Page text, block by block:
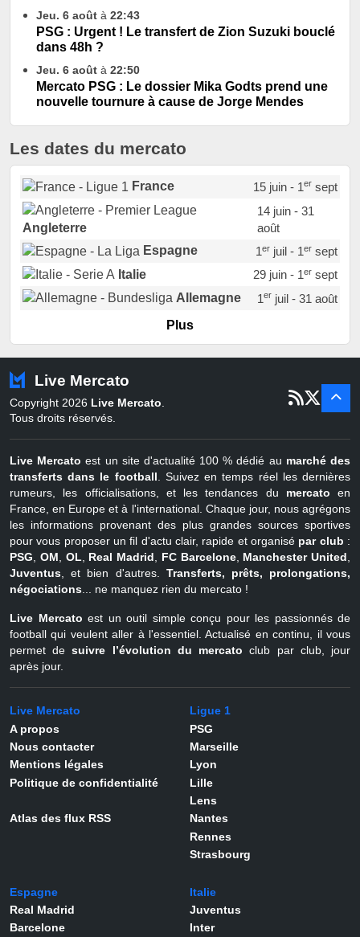
Jeu. 6 août à 22:43
PSG : Urgent ! Le transfert de Zion Suzuki bouclé
dans 48h ?
Jeu. 6 août à 22:50
Mercato PSG : Le dossier Mika Godts prend une
nouvelle tournure à cause de Jorge Mendes
Les dates du mercato
France 15 juin - 1ersept
Angleterre
14 juin - 31
août
Espagne
1erjuil - 1ersept
Italie
29 juin - 1ersept
Allemagne
1erjuil - 31 août
Portugal
Pays-Bas
22 juin - 2 sept
Belgique
juil - 31
Plus
Live Mercato
Copyright 2026 Live Mercato
Tous droits réservés.
Live Mercato est un site d'actualité 100 % dédié au marché des
transferts dans le football . Suivez en temps réel les dernières
rumeurs, les officialisations, et les tendances du mercato en
France, en Europe et à l'international. Chaque jour, nous agrégons
les informations provenant des plus grandes sources sportives
pour vous proposer un fil d'actu clair, rapide et organisé par club :
PSG
OM OL Real Madrid FC Barcelone, Manchester United
Juventus , et bien d'autres. Transferts, prêts, prolongations,
négociations ... ne manquez rien du mercato !
Live Mercato est un outil simple conçu pour les passionnés de
football qui veulent aller à l'essentiel. Actualisé en continu, il vous
permet desuivre l’évolution du mercato club par club, jour
après jour.
Live Mercato
A propos
Nous contacter
Mentions légales
Politique de confidentialité
Atlas des flux RSS
Ligue 1
PSG
Marseille
Lyon
Lille
Lens
Nantes
Rennes
Strasbourg
Espagne
Real Madrid
Barcelone
Italie
Juventus
Inter